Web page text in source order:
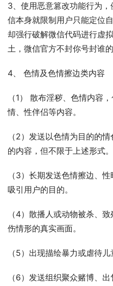
3、使用恶意篡改功能行为
信本身就限制用户只能定位
却强行破解微信代码进行虚
土，微信官方不封你号封谁
4、 色情及色情擦边类内容
（1） 散布淫秽、色情内容
情、性伴侣等内容。
（2）发送以色情为目的的
的内容，但不限于上述形式。
（3）长期发送色情擦边、
吸引用户的目的。
（4）散播人或动物被杀、
伤情形的真实画面。
（5）出现描绘暴力或虐待儿
（6）发送组织聚众赌博、